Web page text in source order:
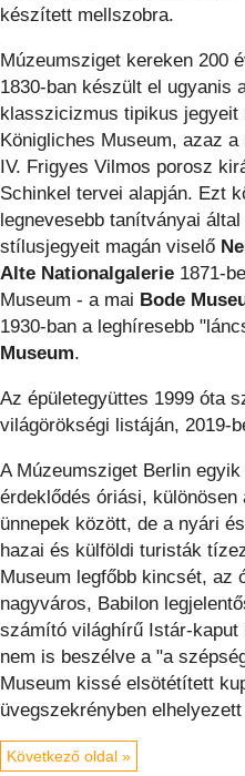
készített mellszobra.
Múzeumsziget kereken 200
1830-ban készült el ugyanis
klasszicizmus tipikus jegyeit
Königliches Museum, azaz a
IV. Frigyes Vilmos porosz
Schinkel tervei alapján. Ezt
legnevesebb tanítványai
stílusjegyeit magán viselő
Alte Nationalgalerie 1871-
Museum - a mai Bode
1930-ban a leghíresebb
Museum.
Az épületegyüttes 1999 óta
világörökségi listáján, 2019-
A Múzeumsziget Berlin
érdeklődés óriási,
ünnepek között, de a nyári
hazai és külföldi turisták
Museum legfőbb kincsét, az
nagyváros, Babilon
számító világhírű Istár-kaput
nem is beszélve a "a
Museum kissé elsötétített
üvegszekrényben
Következő oldal »